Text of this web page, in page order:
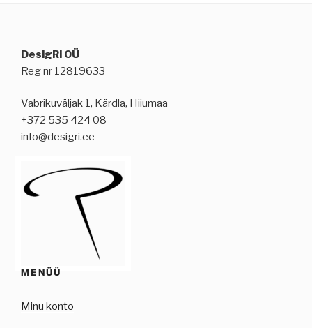
DesigRi OÜ
Reg nr 12819633
Vabrikuväljak 1, Kärdla, Hiiumaa
+372 535 424 08
info@desigri.ee
MENÜÜ
Minu konto